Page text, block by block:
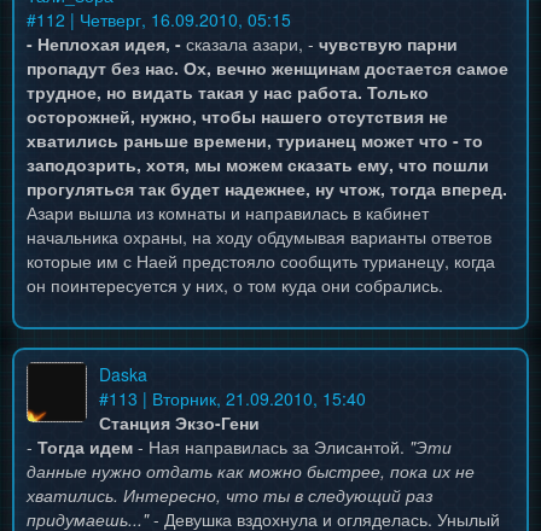
#112 | Четверг, 16.09.2010, 05:15
- Неплохая идея, - сказала азари, - чувствую парни
пропадут без нас. Ох, вечно женщинам достается самое
трудное, но видать такая у нас работа. Только
осторожней, нужно, чтобы нашего отсутствия не
хватились раньше времени, турианец может что - то
заподозрить, хотя, мы можем сказать ему, что пошли
прогуляться так будет надежнее, ну чтож, тогда вперед.
Азари вышла из комнаты и направилась в кабинет
начальника охраны, на ходу обдумывая варианты ответов
которые им с Наей предстояло сообщить турианецу, когда
он поинтересуется у них, о том куда они собрались.
Daska
#113 | Вторник, 21.09.2010, 15:40
Станция Экзо-Гени
- Тогда идем - Ная направилась за Элисантой. "Эти
данные нужно отдать как можно быстрее, пока их не
хватились. Интересно, что ты в следующий раз
придумаешь..."- Девушка вздохнула и огляделась. Унылый